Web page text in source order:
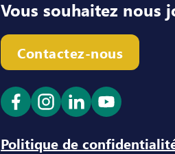
Vous souhaitez nous
Contactez-nous
Ouvrir le lien dans un
Ouvrir le lien dans
Ouvrir le lien
Ouvrir le
Politique de